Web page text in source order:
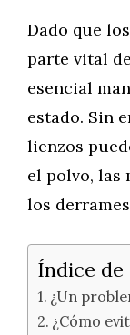
Dado que
parte vital
esencial
estado. Sin
lienzos
el polvo, las
los
Índice
¿Un
¿Cómo